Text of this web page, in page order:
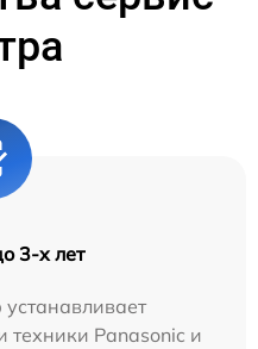
3-х лет
техники Panasonic и